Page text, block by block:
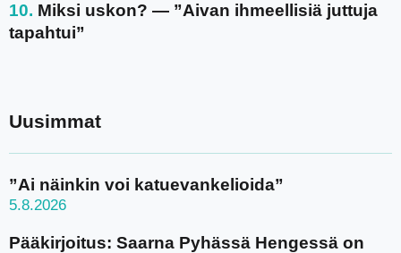
Miksi uskon? — ”Aivan ihmeellisiä juttuja
tapahtui”
Uusimmat
”Ai näinkin voi katuevankelioida”
5.8.2026
Pääkirjoitus: Saarna Pyhässä Hengessä on